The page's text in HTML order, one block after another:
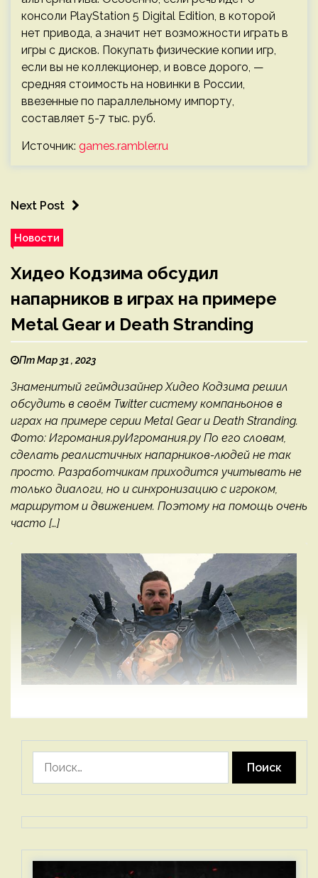
консоли PlayStation 5 Digital Edition, в которой
нет привода, а значит нет возможности играть в
игры с дисков. Покупать физические копии игр,
если вы не коллекционер, и вовсе дорого, —
средняя стоимость на новинки в России,
ввезенные по параллельному импорту,
составляет 5-7 тыс. руб.
Источник: games.rambler.ru
Next Post
Новости
Хидео Кодзима обсудил
напарников в играх на примере
Metal Gear и Death Stranding
Пт Мар 31 , 2023
Знаменитый геймдизайнер Хидео Кодзима решил
обсудить в своём Twitter систему компаньонов в
играх на примере серии Metal Gear и Death Stranding.
Фото: Игромания.руИгромания.ру По его словам,
сделать реалистичных напарников-людей не так
просто. Разработчикам приходится учитывать не
только диалоги, но и синхронизацию с игроком,
маршрутом и движением. Поэтому на помощь очень
часто […]